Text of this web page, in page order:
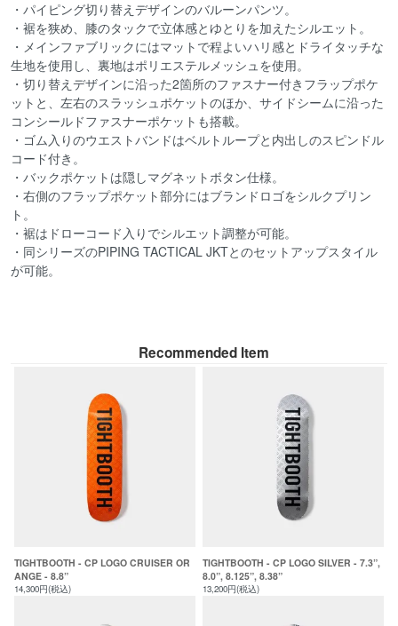
・パイピング切り替えデザインのバルーンパンツ。
・裾を狭め、膝のタックで立体感とゆとりを加えたシルエット。
・メインファブリックにはマットで程よいハリ感とドライタッチな
生地を使用し、裏地はポリエステルメッシュを使用。
・切り替えデザインに沿った2箇所のファスナー付きフラップポケ
ットと、左右のスラッシュポケットのほか、サイドシームに沿った
コンシールドファスナーポケットも搭載。
・ゴム入りのウエストバンドはベルトループと内出しのスピンドル
コード付き。
・バックポケットは隠しマグネットボタン仕様。
・右側のフラップポケット部分にはブランドロゴをシルクプリン
ト。
・裾はドローコード入りでシルエット調整が可能。
・同シリーズのPIPING TACTICAL JKTとのセットアップスタイル
が可能。
Recommended Item
TIGHTBOOTH - CP LOGO CRUISER OR
ANGE - 8.8”
14,300円(税込)
TIGHTBOOTH - CP LOGO SILVER - 7.3”,
8.0”, 8.125”, 8.38”
13,200円(税込)